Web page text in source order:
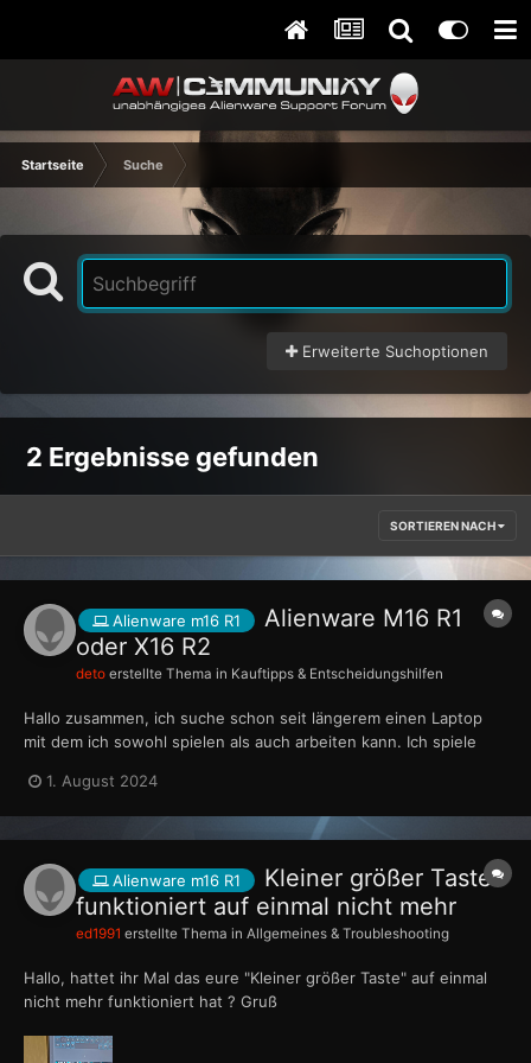
Startseite Suche
Erweiterte Suchoptionen
2 Ergebnisse gefunden
SORTIEREN NACH
Alienware m16 R1
Alienware M16 R1
oder X16 R2
deto erstellte Thema in Kauftipps & Entscheidungshilfen
Hallo zusammen, ich suche schon seit längerem einen Laptop
mit dem ich sowohl spielen als auch arbeiten kann. Ich spiele
Fernseher laufen. Für die Arbeit bin ich lediglich auf Office
Anwendungen angewiesen. Alle...
1. August 2024
Alienware m16 R1
Kleiner größer Taste
funktioniert auf einmal nicht mehr
ed1991 erstellte Thema in Allgemeines & Troubleshooting
Hallo, hattet ihr Mal das eure "Kleiner größer Taste" auf einmal
nicht mehr funktioniert hat ? Gruß